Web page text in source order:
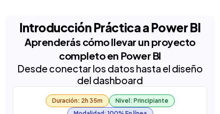
Introducción Práctica a Power BI
Aprenderás cómo llevar un proyecto
completo en Power BI
Desde conectar los datos hasta el diseño
del dashboard
Duración: 2h 35m
Nivel: Principiante